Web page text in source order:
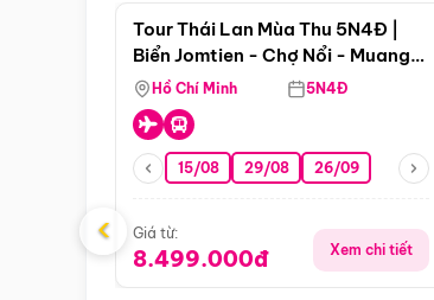
Tour Thái Lan Mùa Thu 5N4Đ |
Biển Jomtien - Chợ Nổi - Muang
Boran - Suanthai
Hồ Chí Minh 5N4Đ
15/08 29/08 26/09
Giá từ:
8.499.000đ Xem chi tiết
‹